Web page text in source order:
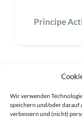
Wir verwenden
speichern und/oder darauf
verbessern und (nicht)
Principe